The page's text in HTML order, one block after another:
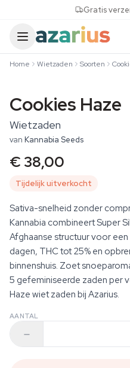
Gratis
Home Wietzaden Soorten
Cookies Haze
Wietzaden
van Kannabia Seeds
€ 38,00
Tijdelijk uitverkocht
Sativa-snelheid zonder
Kannabia combineert Super
Afghaanse structuur voor
dagen, THC tot 25% en
binnenshuis. Zoet
5 gefeminiseerde zaden per
Haze wiet zaden bij Azarius.
AANTAL